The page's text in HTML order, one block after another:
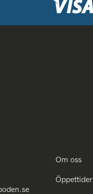
Om oss
Öppettider